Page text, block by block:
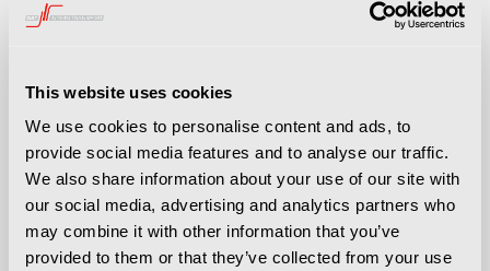
This website uses cookies
We use cookies to personalise content and ads, to
provide social media features and to analyse our traffic.
We also share information about your use of our site with
our social media, advertising and analytics partners who
may combine it with other information that you’ve
provided to them or that they’ve collected from your use
G&T Intern Transport biedt verschillende
verlengen.